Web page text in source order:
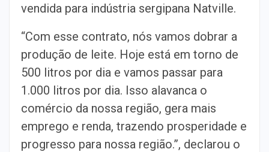
vendida para indústria sergipana Natville.
“Com esse contrato, nós vamos dobrar a
produção de leite. Hoje está em torno de
500 litros por dia e vamos passar para
1.000 litros por dia. Isso alavanca o
comércio da nossa região, gera mais
emprego e renda, trazendo prosperidade e
progresso para nossa região.”, declarou o